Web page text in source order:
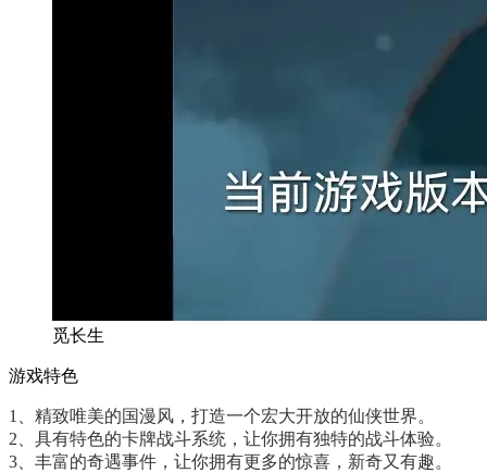
觅长生
游戏特色
1、精致唯美的国漫风，打造一个宏大开放的仙侠世界。
2、具有特色的卡牌战斗系统，让你拥有独特的战斗体验。
3、丰富的奇遇事件，让你拥有更多的惊喜，新奇又有趣。